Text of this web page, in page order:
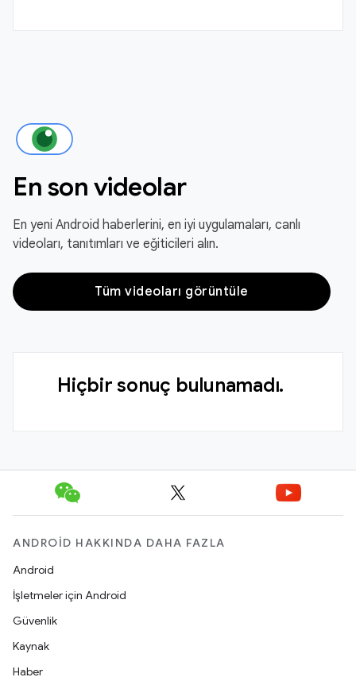
En son videolar
En yeni Android haberlerini, en iyi uygulamaları, canlı
videoları, tanıtımları ve eğiticileri alın.
Tüm videoları görüntüle
Hiçbir sonuç bulunamadı.
ANDROID HAKKINDA DAHA FAZLA
Android
İşletmeler için Android
Güvenlik
Kaynak
Haber